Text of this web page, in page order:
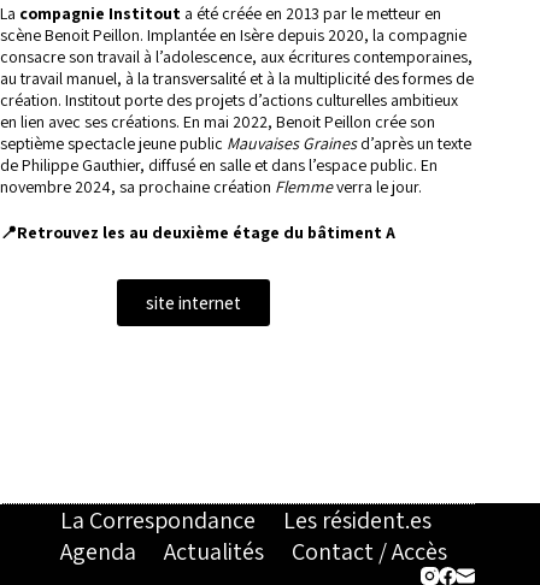
La compagnie Institout a été créée en 2013 par le metteur en
scène Benoit Peillon. Implantée en Isère depuis 2020, la compagnie
consacre son travail à l’adolescence, aux écritures contemporaines,
au travail manuel, à la transversalité et à la multiplicité des formes de
création. Institout porte des projets d’actions culturelles ambitieux
en lien avec ses créations. En mai 2022, Benoit Peillon crée son
septième spectacle jeune public Mauvaises Grainesd’après un texte
de Philippe Gauthier, diffusé en salle et dans l’espace public. En
novembre 2024, sa prochaine création Flemmeverra le jour.
📍Retrouvez les au deuxième étage du bâtiment A
site internet
La Correspondance
Les résident.es
Agenda
Actualités Contact / Accès